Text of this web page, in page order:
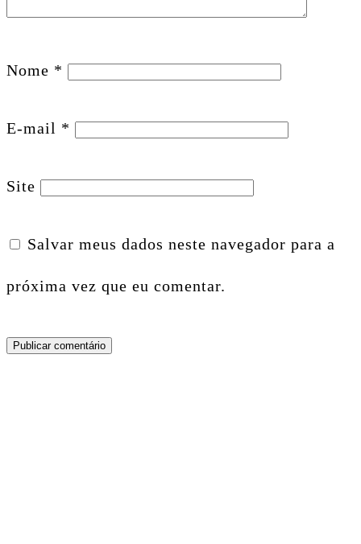
Nome *
E-mail *
Site
Salvar meus dados neste navegador para a
próxima vez que eu comentar.